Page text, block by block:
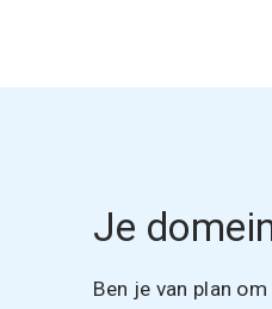
Je
Ben je van plan